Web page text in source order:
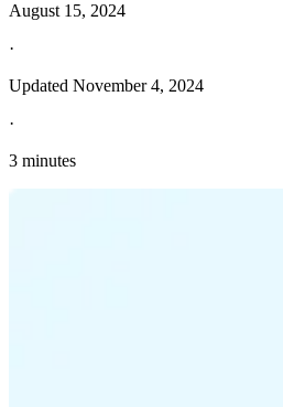
August 15, 2024
·
Updated November 4, 2024
·
3 minutes